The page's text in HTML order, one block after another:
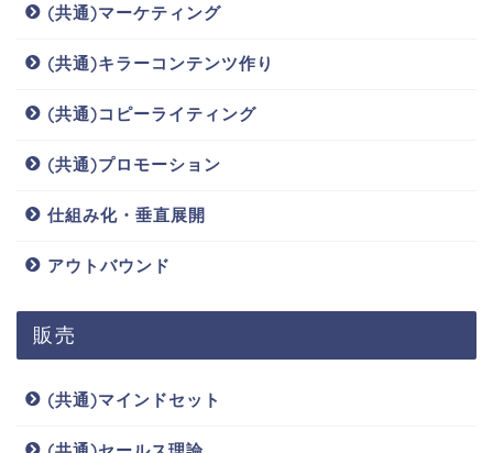
(共通)マーケティング
(共通)キラーコンテンツ作り
(共通)コピーライティング
(共通)プロモーション
仕組み化・垂直展開
アウトバウンド
販売
(共通)マインドセット